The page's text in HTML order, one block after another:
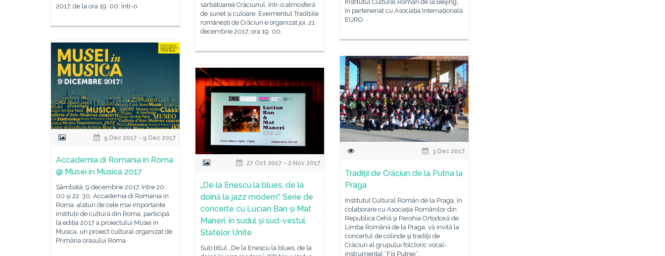
Institutul Cultural Român de la Beijing,
în parteneriat cu Asociația Internațională
EURO
2017, de la ora 19. 00. Într-o
sărbătoarea Crăciunul, într-o atmosferă
de sunet și culoare. Eveimentul Tradițiile
românești de Crăciun e organizat joi, 21
decembrie 2017, ora 19. 00,
9 Dec 2017 - 9 Dec 2017
Accademia di Romania in Roma
@ Musei in Musica 2017
Sâmbătă, 9 decembrie 2017, între 20.
00 și 22. 30, Accademia di Romania in
Roma, alături de cele mai importante
instituții de cultură din Roma, participă
la ediția 2017 a proiectului Musei in
Musica, un proiect cultural organizat de
Primăria orașului Roma
3 Dec 2017
Tradiţii de Crăciun de la Putna la
Praga
Institutul Cultural Român de la Praga, în
colaborare cu Asociaţia Românilor din
Republica Cehă şi Parohia Ortodoxă de
Limba Română de la Praga, vă invită la
concertul de colinde şi tradiţii de
Crăciun al grupului folcloric vocal-
instrumental “Fiii Putnei”.
27 Oct 2017 - 2 Nov 2017
„De la Enescu la blues, de la
doină la jazz modern”. Serie de
concerte cu Lucian Ban și Mat
Maneri, în sudul și sud-vestul
Statelor Unite
Sub titlul „De la Enescu la blues, de la